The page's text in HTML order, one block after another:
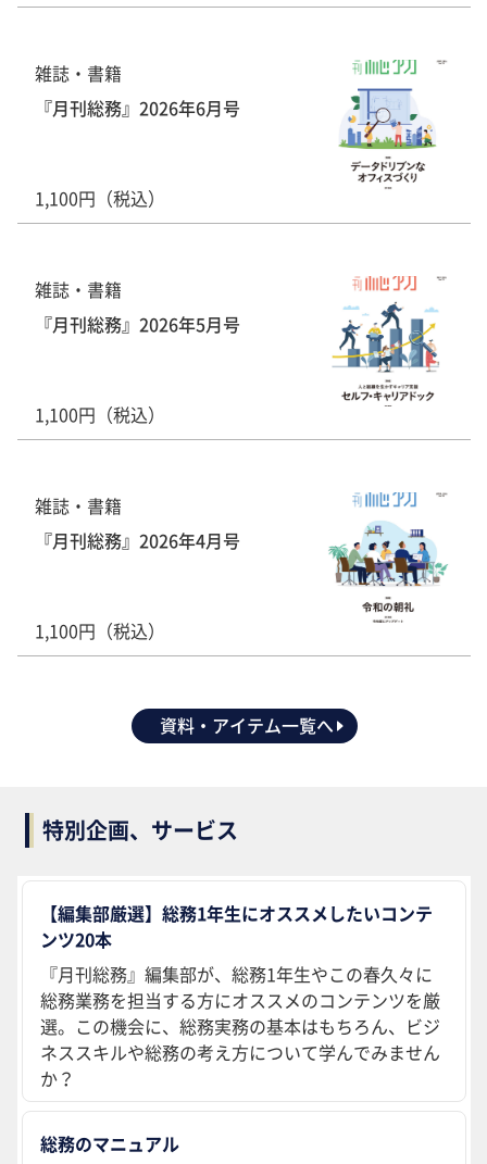
雑誌・書籍
『月刊総務』2026年6月号
1,100円（税込）
雑誌・書籍
『月刊総務』2026年5月号
1,100円（税込）
雑誌・書籍
『月刊総務』2026年4月号
1,100円（税込）
資料・アイテム一覧へ
特別企画、サービス
【編集部厳選】総務1年生にオススメしたいコンテ
ンツ20本
『月刊総務』編集部が、総務1年生やこの春久々に
総務業務を担当する方にオススメのコンテンツを厳
選。この機会に、総務実務の基本はもちろん、ビジ
ネススキルや総務の考え方について学んでみません
か？
総務のマニュアル